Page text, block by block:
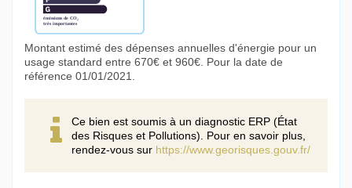
Montant estimé des dépenses annuelles d'énergie pour un
usage standard entre 670€ et 960€. Pour la date de
référence 01/01/2021.
Ce bien est soumis à un diagnostic ERP (État
des Risques et Pollutions). Pour en savoir plus,
rendez-vous sur https://www.georisques.gouv.fr/